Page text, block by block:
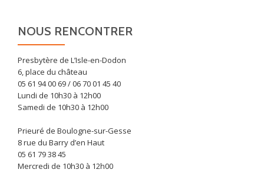
NOUS RENCONTRER
Presbytère de L’Isle-en-Dodon
6, place du château
05 61 94 00 69 / 06 70 01 45 40
Lundi de 10h30 à 12h00
Samedi de 10h30 à 12h00
Prieuré de Boulogne-sur-Gesse
8 rue du Barry d’en Haut
05 61 79 38 45
Mercredi de 10h30 à 12h00